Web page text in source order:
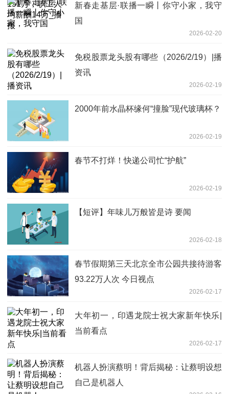
新春走基层·联播一瞬丨你守小家，我守
国
2026-02-20
免税股票龙头股有哪些（2026/2/19）|播
资讯
2026-02-19
2000年前水晶杯缘何“撞脸”现代玻璃杯？
2026-02-19
春节不打烊！快递公司忙“护航”
2026-02-19
【短评】年味儿万般皆是诗 要闻
2026-02-18
春节假期第三天北京全市公园共接待游客
93.22万人次 今日视点
2026-02-17
大年初一，印遇龙院士祝大家新年快乐|
当前看点
2026-02-17
机器人扮演蔡明！背后揭秘：让蔡明设想
自己是机器人